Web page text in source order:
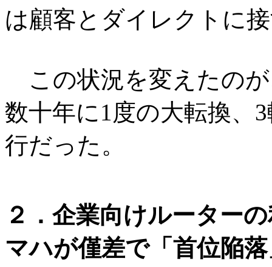
は顧客とダイレクトに
この状況を変えたの
数十年に1度の大転換、
行だった。
２．企業向けルーター
マハが僅差で「首位陥